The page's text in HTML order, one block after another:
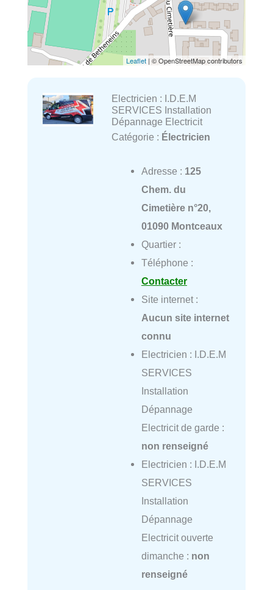
Leaflet | © OpenStreetMap contributors
Electricien : I.D.E.M
SERVICES Installation
Dépannage Electricit
Catégorie : Électricien
Adresse : 125
Chem. du
Cimetière n°20,
01090 Montceaux
Quartier :
Téléphone :
Contacter
Site internet :
Aucun site internet
connu
Electricien : I.D.E.M
SERVICES
Installation
Dépannage
Electricit de garde :
non renseigné
Electricien : I.D.E.M
SERVICES
Installation
Dépannage
Electricit ouverte
dimanche : non
renseigné